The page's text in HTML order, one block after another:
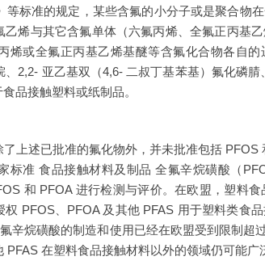
等标准的规定，某些含氟的小分子或是聚合物
烯与其它含氟单体（六氟丙烯、全氟正丙基
烯或全氟正丙基乙烯基醚等含氟化合物各自的
2,2- 亚乙基双（4,6- 二叔丁基苯基）氟化磷
品接触塑料或纸制品。
上述已批准的氟化物外，并未批准包括 PFOS
标准 食品接触材料及制品 全氟辛烷磺酸（
和 PFOA 进行检测与评价。在欧盟，塑料
PFOS、PFOA 及其他 PFAS 用于塑料类食
辛烷磺酸的制造和使用已经在欧盟受到限制超
在塑料食品接触材料以外的领域仍可能广